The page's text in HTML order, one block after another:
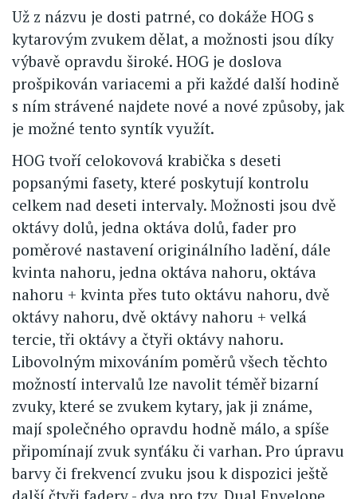
Už z názvu je dosti patrné, co dokáže HOG s
kytarovým zvukem dělat, a možnosti jsou díky
výbavě opravdu široké. HOG je doslova
prošpikován variacemi a při každé další hodině
s ním strávené najdete nové a nové způsoby, jak
je možné tento syntík využít.
HOG tvoří celokovová krabička s deseti
popsanými fasety, které poskytují kontrolu
celkem nad deseti intervaly. Možnosti jsou dvě
oktávy dolů, jedna oktáva dolů, fader pro
poměrové nastavení originálního ladění, dále
kvinta nahoru, jedna oktáva nahoru, oktáva
nahoru + kvinta přes tuto oktávu nahoru, dvě
oktávy nahoru, dvě oktávy nahoru + velká
tercie, tři oktávy a čtyři oktávy nahoru.
Libovolným mixováním poměrů všech těchto
možností intervalů lze navolit téměř bizarní
zvuky, které se zvukem kytary, jak ji známe,
mají společného opravdu hodně málo, a spíše
připomínají zvuk synťáku či varhan. Pro úpravu
barvy či frekvencí zvuku jsou k dispozici ještě